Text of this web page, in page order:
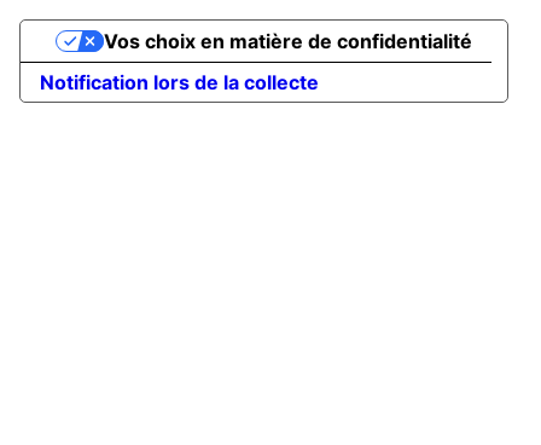
Notification lors de la collecte
Vos choix en matière de confidentialité